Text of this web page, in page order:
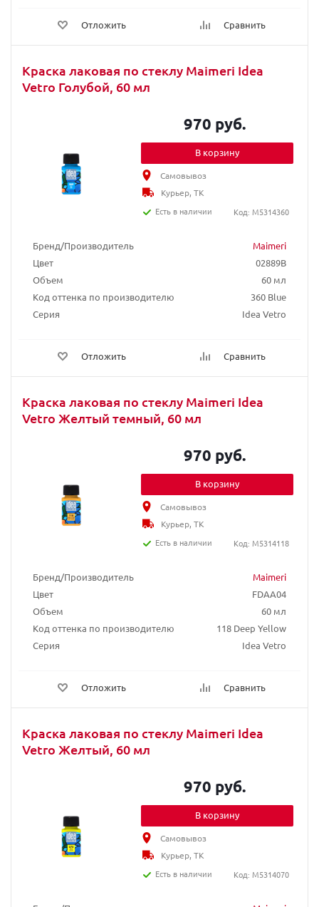
Отложить Сравнить
Краска лаковая по стеклу Maimeri Idea
Vetro Голубой, 60 мл
Бренд/Производитель
Maimeri
Цвет
02889B
Объем
60 мл
Код оттенка по производителю
360 Blue
Серия
Idea Vetro
Отложить Сравнить
970 руб.
В корзину
Самовывоз
Курьер, ТК
Есть в наличии
Код: M5314360
Краска лаковая по стеклу Maimeri Idea
Vetro Желтый темный, 60 мл
Бренд/Производитель
Maimeri
Цвет
FDAA04
Объем
60 мл
Код оттенка по производителю
118 Deep Yellow
Серия
Idea Vetro
Отложить Сравнить
970 руб.
В корзину
Самовывоз
Курьер, ТК
Есть в наличии
Код: M5314118
Краска лаковая по стеклу Maimeri Idea
Vetro Желтый, 60 мл
970 руб.
В корзину
Самовывоз
Курьер, ТК
Есть в наличии
Код: M5314070